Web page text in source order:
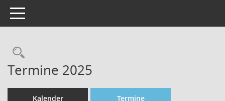
Toggle navigation
Rechercheauswahl
Termine 2025
Kalender Termine